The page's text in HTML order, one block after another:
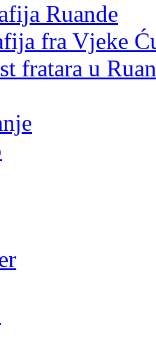
Ruande
fra Vjeke
fratara u